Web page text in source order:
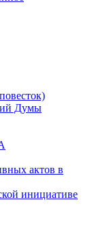
Думы
актов в
инициативе